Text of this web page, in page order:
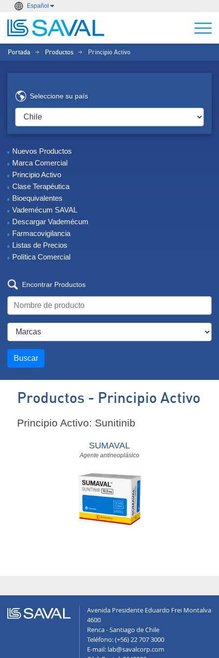
Español
Portada > Productos > Principio Activo
Seleccione su país
Nuevos Productos
Marca Comercial
Principio Activo
Clase Terapéutica
Bioequivalentes
Vademécum SAVAL
Descargar Vademécum
Farmacovigilancia
Listas de Precios
Política Comercial
Encontrar Productos
Buscar
Productos - Principio Activo
Principio Activo: Sunitinib
SUMAVAL
Agente antineoplásico
Avenida Presidente Eduardo Frei Montalva
4600
Renca - Santiago de Chile
Teléfono: (+56) 22 707 3000
E-mail: lab@savalcorp.com